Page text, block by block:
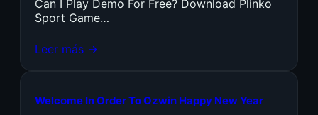
Can I Play Demo For Free? Download Plinko
Sport Game…
Leer más →
Welcome In Order To Ozwin Happy New Year